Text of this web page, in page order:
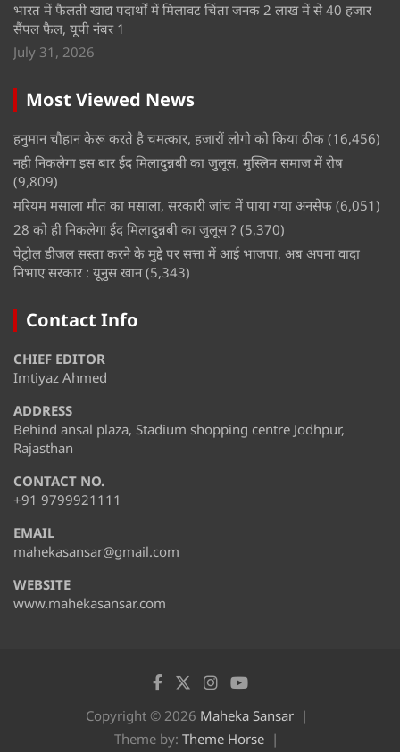
भारत में फैलती खाद्य पदार्थों में मिलावट चिंता जनक 2 लाख में से 40 हजार
सैंपल फैल, यूपी नंबर 1
July 31, 2026
Most Viewed News
हनुमान चौहान केरू करते है चमत्कार, हजारों लोगो को किया ठीक (16,456)
नही निकलेगा इस बार ईद मिलादुन्नबी का जुलूस, मुस्लिम समाज में रोष
(9,809)
मरियम मसाला मौत का मसाला, सरकारी जांच में पाया गया अनसेफ (6,051)
28 को ही निकलेगा ईद मिलादुन्नबी का जुलूस ? (5,370)
पेट्रोल डीजल सस्ता करने के मुद्दे पर सत्ता में आई भाजपा, अब अपना वादा
निभाए सरकार : यूनुस खान (5,343)
Contact Info
CHIEF EDITOR
Imtiyaz Ahmed
ADDRESS
Behind ansal plaza, Stadium shopping centre Jodhpur,
Rajasthan
CONTACT NO.
+91 9799921111
EMAIL
mahekasansar@gmail.com
WEBSITE
www.mahekasansar.com
Copyright © 2026 Maheka Sansar
Theme by: Theme Horse